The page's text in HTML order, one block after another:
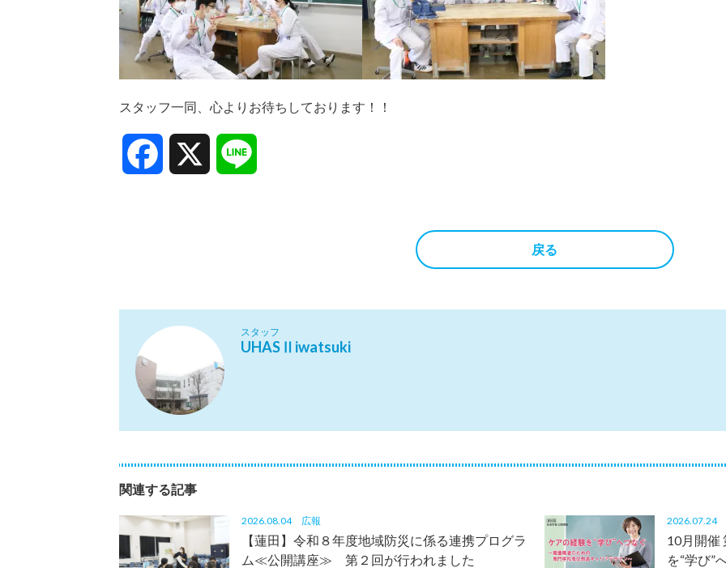
スタッフ一同、心よりお待ちしております！！
Facebook
戻る
スタッフ
UHASⅡiwatsuki
関連する記事
2026.08.04 広報
【蓮田】令和８年度地域防災に係る連携プログラ
ム≪公開講座≫ 第２回が行われました
2026.07.24
10月開催
を“学び”